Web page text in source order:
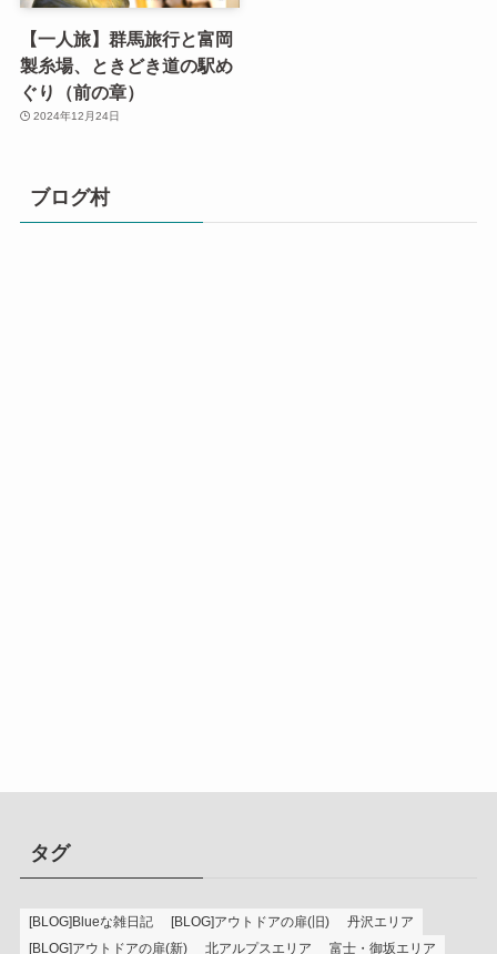
【一人旅】群馬旅行と富岡
製糸場、ときどき道の駅め
ぐり（前の章）
2024年12月24日
ブログ村
タグ
[BLOG]Blueな雑日記 [BLOG]アウトドアの扉(旧)
丹沢エリア
[BLOG]アウトドアの扉(新)
北アルプスエリア
富士・御坂エリア